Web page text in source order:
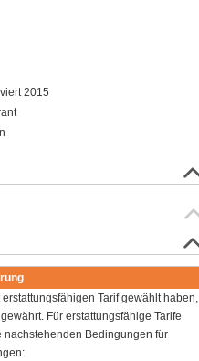
2015
Tarif gewählt haben,
Für erstattungsfähige Tarife
nachstehenden Bedingungen für